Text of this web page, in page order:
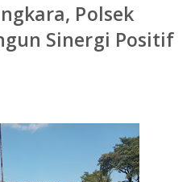
Polsek
Sinergi Positif